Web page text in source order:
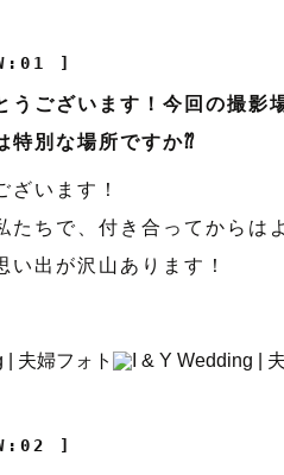
]
うございます！今回の撮影
特別な場所ですか⁇
ざいます！
たちで、付き合ってからは
い出が沢山あります！
]